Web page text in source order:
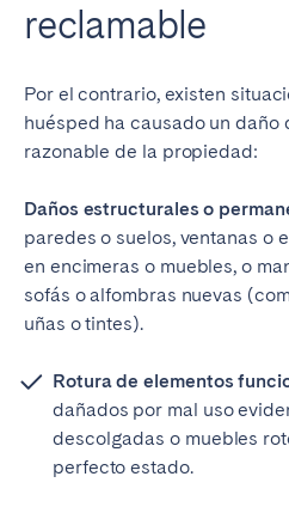
reclamable
Por el contrario, existen
huésped ha causado un daño
razonable de la propiedad:
Daños estructurales o
paredes o suelos, ventanas o
en encimeras o muebles, o
sofás o alfombras nuevas
uñas o tintes).
Rotura de elementos
dañados por mal uso
descolgadas o muebles
perfecto estado.